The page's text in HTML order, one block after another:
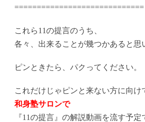
=============================
これら11の提言のうち、
各々、出来ることが幾つかあると思
ピンときたら、パクってください。
これだけじゃピンと来ない方に向け
和身塾サロンで
『11の提言』の解説動画を流す予定